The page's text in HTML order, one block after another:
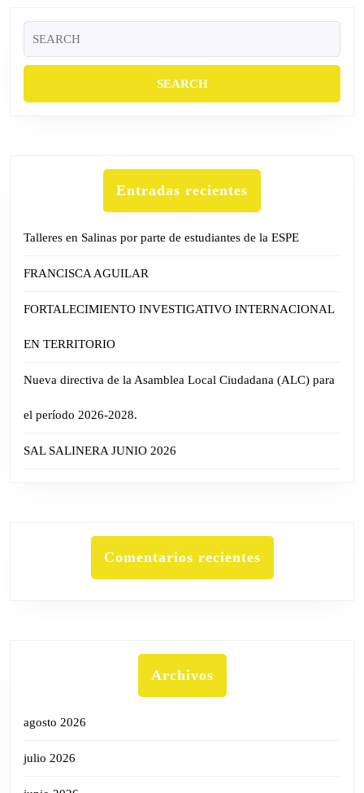
for:
Entradas recientes
Talleres en Salinas por parte de estudiantes de la ESPE
FRANCISCA AGUILAR
FORTALECIMIENTO INVESTIGATIVO INTERNACIONAL
EN TERRITORIO
Nueva directiva de la Asamblea Local Ciudadana (ALC) para
el período 2026-2028.
SAL SALINERA JUNIO 2026
Comentarios recientes
Archivos
agosto 2026
julio 2026